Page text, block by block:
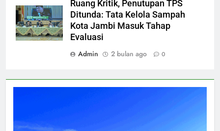
Ruang Kritik, Penutupan TPS
Ditunda: Tata Kelola Sampah
Kota Jambi Masuk Tahap
Evaluasi
Admin
2 bulan ago 0